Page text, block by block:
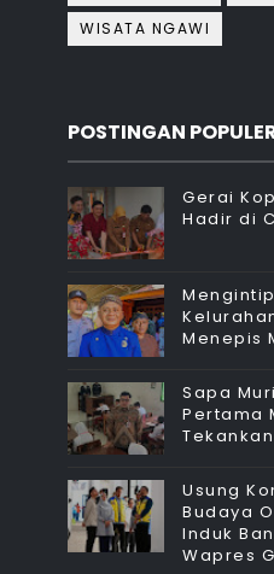
WISATA NGAWI
POSTINGAN
Gerai
Hadir di
Menepis
Sapa
Pertama
Usung
Budaya
Induk
Wapres